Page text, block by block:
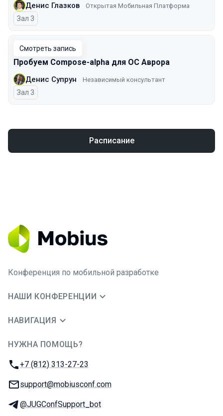
Денис Глазков Открытая Мобильная Платформа
Зал 3
Смотреть запись
Пробуем Сompose-alpha для ОС Аврора
Денис Супрун Независимый консультант
Зал 3
Расписание
Конференция по мобильной разработке
НАШИ КОНФЕРЕНЦИИ
НАВИГАЦИЯ
НУЖНА ПОМОЩЬ?
Телефон:
+7 (812) 313-27-23
E-mail:
support@mobiusconf.com
Телеграм:
@JUGConfSupport_bot